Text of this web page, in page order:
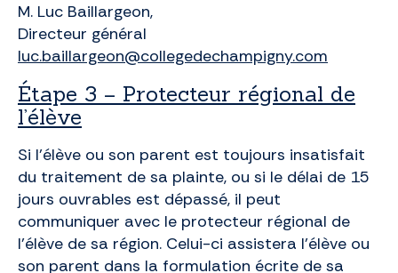
M. Luc Baillargeon,
Directeur général
luc.baillargeon@collegedechampigny.com
Étape 3 – Protecteur régional de
l’élève
Si l’élève ou son parent est toujours insatisfait
du traitement de sa plainte, ou si le délai de 15
jours ouvrables est dépassé, il peut
communiquer avec le protecteur régional de
l’élève de sa région. Celui-ci assistera l’élève ou
son parent dans la formulation écrite de sa